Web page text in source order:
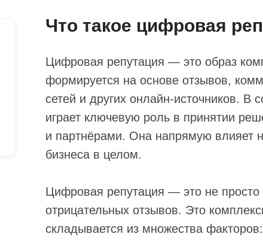
Что такое цифровая
Цифровая репутация — это образ
формируется на основе отзывов,
сетей и других онлайн-источников.
играет ключевую роль в принятии
и партнёрами. Она напрямую влияет
бизнеса в целом.
Цифровая репутация — это не
отрицательных отзывов. Это
складывается из множества